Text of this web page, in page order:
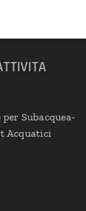
Subacquea-
Acquatici